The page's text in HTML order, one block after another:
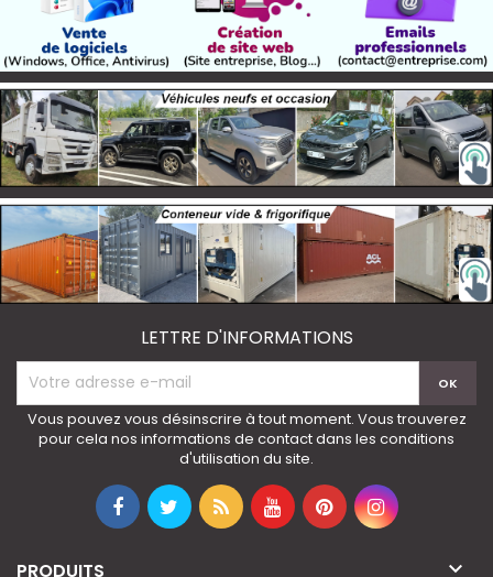
LETTRE D'INFORMATIONS
Vous pouvez vous désinscrire à tout moment. Vous trouverez
pour cela nos informations de contact dans les conditions
d'utilisation du site.
PRODUITS 